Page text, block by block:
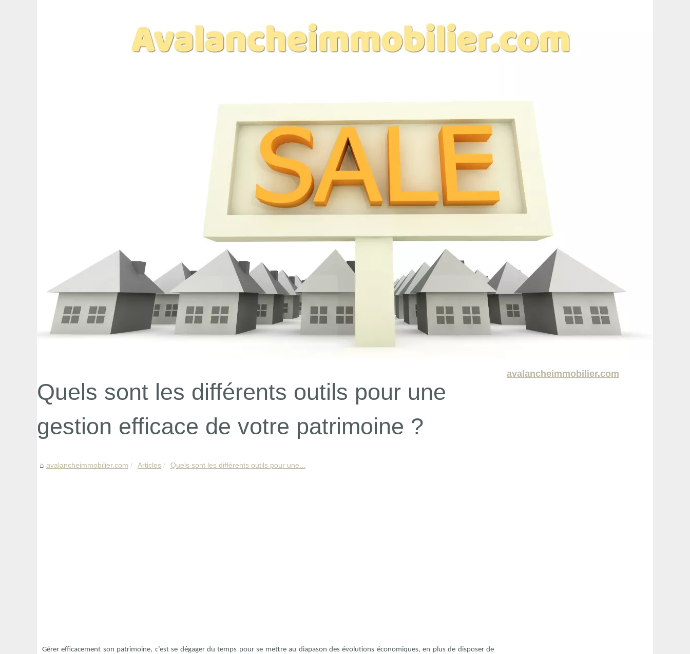
Quels sont les différents outils pour une
gestion efficace de votre patrimoine ?
avalancheimmobilier.com Articles Quels sont les différents outils pour une...
Gérer efficacement son patrimoine, c’est se dégager du temps pour se mettre au diapason des évolutions économiques, en plus de disposer de
avalancheimmobilier.com